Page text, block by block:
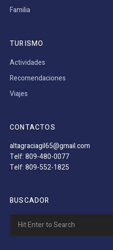
Familia
TURISMO
Actividades
Recomendaciones
Viajes
CONTACTOS
altagraciagil65@gmail.com
Telf: 809-480-0077
Telf: 809-552-1825
BUSCADOR
for: